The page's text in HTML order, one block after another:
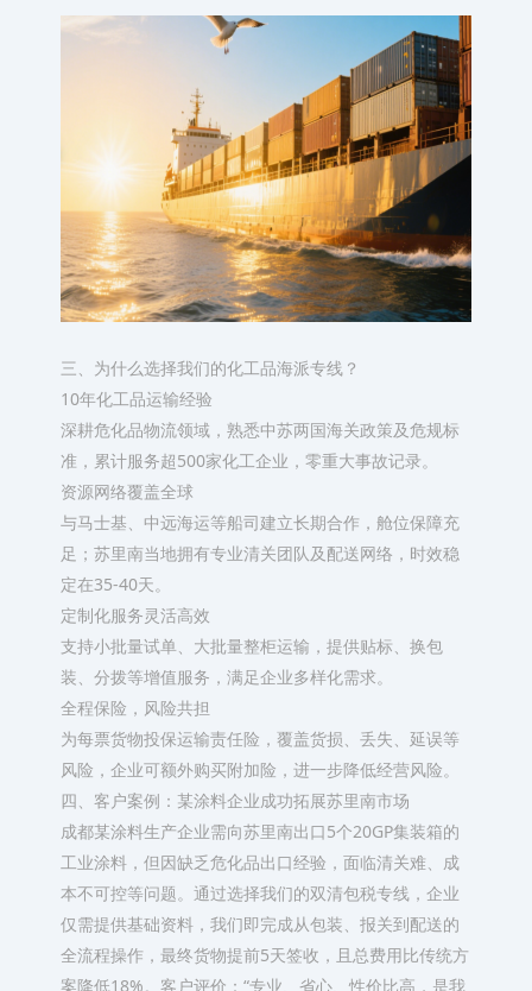
三、为什么选择我们的化工品海派专线？
10年化工品运输经验
深耕危化品物流领域，熟悉中苏两国海关政策及危规标
准，累计服务超500家化工企业，零重大事故记录。
资源网络覆盖全球
与马士基、中远海运等船司建立长期合作，舱位保障充
足；苏里南当地拥有专业清关团队及配送网络，时效稳
定在35-40天。
定制化服务灵活高效
支持小批量试单、大批量整柜运输，提供贴标、换包
装、分拨等增值服务，满足企业多样化需求。
全程保险，风险共担
为每票货物投保运输责任险，覆盖货损、丢失、延误等
风险，企业可额外购买附加险，进一步降低经营风险。
四、客户案例：某涂料企业成功拓展苏里南市场
成都某涂料生产企业需向苏里南出口5个20GP集装箱的
工业涂料，但因缺乏危化品出口经验，面临清关难、成
本不可控等问题。通过选择我们的双清包税专线，企业
仅需提供基础资料，我们即完成从包装、报关到配送的
全流程操作，最终货物提前5天签收，且总费用比传统方
案降低18%。客户评价：“专业、省心、性价比高，是我